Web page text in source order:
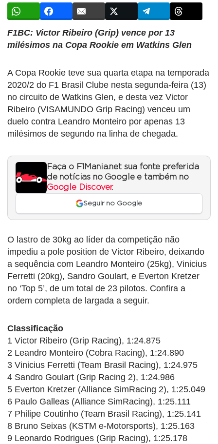
F1BC: Victor Ribeiro (Grip) vence por 13
milésimos na Copa Rookie em Watkins Glen
A Copa Rookie teve sua quarta etapa na temporada
2020/2 do F1 Brasil Clube nesta segunda-feira (13)
no circuito de Watkins Glen, e desta vez Victor
Ribeiro (VISAMUNDO Grip Racing) venceu um
duelo contra Leandro Monteiro por apenas 13
milésimos de segundo na linha de chegada.
Faça o F1Mania.net sua fonte preferida
de notícias no Google e também no
Google Discover.
Seguir no Google
O lastro de 30kg ao líder da competição não
impediu a pole position de Victor Ribeiro, deixando
a sequência com Leandro Monteiro (25kg), Vinicius
Ferretti (20kg), Sandro Goulart, e Everton Kretzer
no ‘Top 5’, de um total de 23 pilotos. Confira a
ordem completa de largada a seguir.
Classificação
1 Victor Ribeiro (Grip Racing), 1:24.875
2 Leandro Monteiro (Cobra Racing), 1:24.890
3 Vinicius Ferretti (Team Brasil Racing), 1:24.975
4 Sandro Goulart (Grip Racing 2), 1:24.986
5 Everton Kretzer (Alliance SimRacing 2), 1:25.049
6 Paulo Galleas (Alliance SimRacing), 1:25.111
7 Philipe Coutinho (Team Brasil Racing), 1:25.141
8 Bruno Seixas (KSTM e-Motorsports), 1:25.163
9 Leonardo Rodrigues (Grip Racing), 1:25.178